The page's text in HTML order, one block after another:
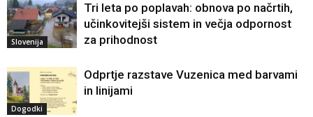
Slovenija
Tri leta po poplavah: obnova po načrtih,
učinkovitejši sistem in večja odpornost
za prihodnost
Dogodki
Odprtje razstave Vuzenica med barvami
in linijami